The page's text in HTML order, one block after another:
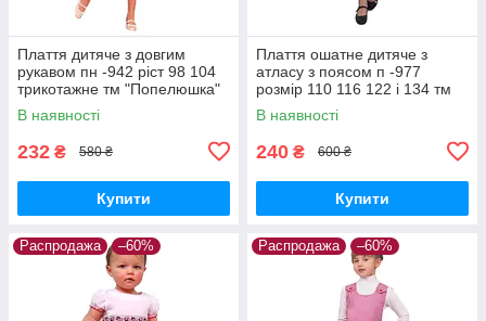
Плаття дитяче з довгим
рукавом пн -942 ріст 98 104
трикотажне тм "Попелюшка"
В наявності
232 ₴ 580 ₴
Купити
Плаття ошатне дитяче з
атласу з поясом п -977
розмір 110 116 122 і 134 тм
"Попелюшка"
В наявності
240 ₴ 600 ₴
Купити
Распродажа –60% Распродажа –60%